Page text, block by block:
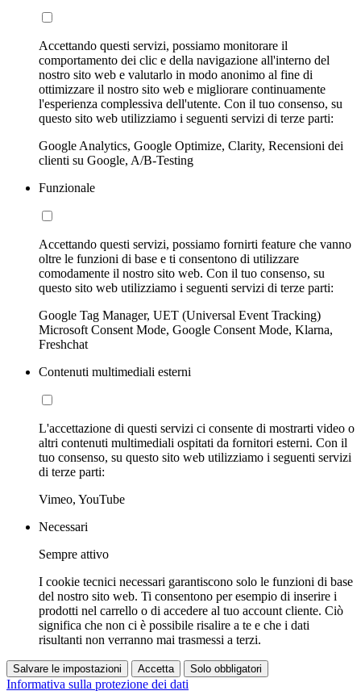
Accettando questi servizi, possiamo monitorare il
comportamento dei clic e della navigazione all'interno del
nostro sito web e valutarlo in modo anonimo al fine di
ottimizzare il nostro sito web e migliorare continuamente
l'esperienza complessiva dell'utente. Con il tuo consenso, su
questo sito web utilizziamo i seguenti servizi di terze parti:
Google Analytics, Google Optimize, Clarity, Recensioni dei
clienti su Google, A/B-Testing
Funzionale
Accettando questi servizi, possiamo fornirti feature che vanno
oltre le funzioni di base e ti consentono di utilizzare
comodamente il nostro sito web. Con il tuo consenso, su
questo sito web utilizziamo i seguenti servizi di terze parti:
Google Tag Manager, UET (Universal Event Tracking)
Microsoft Consent Mode, Google Consent Mode, Klarna,
Freshchat
Contenuti multimediali esterni
L'accettazione di questi servizi ci consente di mostrarti video o
altri contenuti multimediali ospitati da fornitori esterni. Con il
tuo consenso, su questo sito web utilizziamo i seguenti servizi
di terze parti:
Vimeo, YouTube
Necessari
Sempre attivo
I cookie tecnici necessari garantiscono solo le funzioni di base
del nostro sito web. Ti consentono per esempio di inserire i
prodotti nel carrello o di accedere al tuo account cliente. Ciò
significa che non ci è possibile risalire a te e che i dati
risultanti non verranno mai trasmessi a terzi.
Salvare le impostazioni Accetta Solo obbligatori
Informativa sulla protezione dei dati